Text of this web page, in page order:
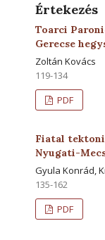
Értekezés
Toarci
Gerecse
Zoltán Kovács
119-134
PDF
Fiatal
Nyugati-
Gyula Konrád,
135-162
PDF